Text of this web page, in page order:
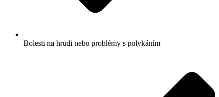
Bolesti na hrudi nebo problémy s polykáním